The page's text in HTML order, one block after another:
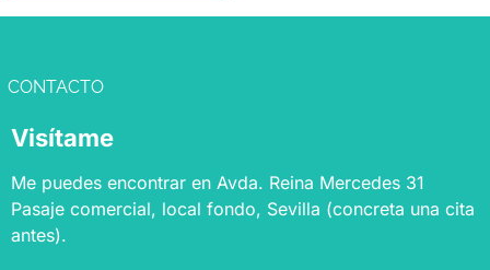
CONTACTO
Visítame
Me puedes encontrar en Avda. Reina Mercedes 31
Pasaje comercial, local fondo, Sevilla (concreta una cita
antes).